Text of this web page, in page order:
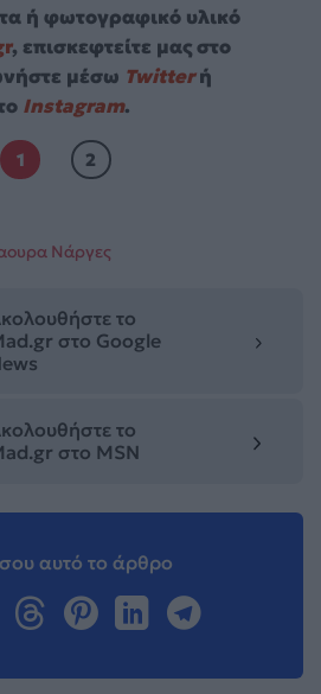
ή φωτογραφικό υλικό
, επισκεφτείτε μας στο
μέσω Twitterή
Instagram.
1 2
Νάργες
το
στο Google
το
στο MSN
αυτό το άρθρο